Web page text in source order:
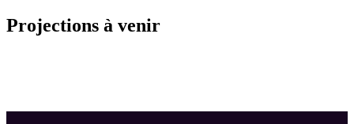
Projections à venir